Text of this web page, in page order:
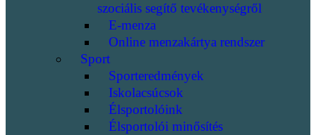
szociális segítő tevékenységről
E-menza
Online menzakártya rendszer
Sport
Sporteredmények
Iskolacsúcsok
Élsportolóink
Élsportolói minősítés